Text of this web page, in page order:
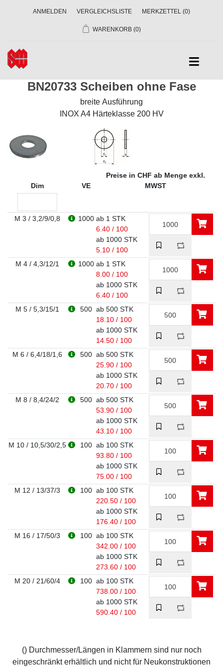
ANMELDEN VERGLEICHSLISTE MERKZETTEL (0)
WARENKORB (0)
BN20733 Scheiben ohne Fase
breite Ausführung
INOX A4 Härteklasse 200 HV
Dim VE
Preise in CHF ab Menge exkl.
MWST
M 3 / 3,2/9/0,8 1000 ab 1 STK
6.40 / 100
ab 1000 STK
5.10 / 100
M 4 / 4,3/12/1
1000 ab 1 STK
8.00 / 100
ab 1000 STK
6.40 / 100
M 5 / 5,3/15/1
500 ab 500 STK
18.10 / 100
ab 1000 STK
14.50 / 100
M 6 / 6,4/18/1,6
500 ab 500 STK
25.90 / 100
ab 1000 STK
20.70 / 100
M 8 / 8,4/24/2
500 ab 500 STK
53.90 / 100
ab 1000 STK
43.10 / 100
M 10 / 10,5/30/2,5
100 ab 100 STK
93.80 / 100
ab 1000 STK
75.00 / 100
M 12 / 13/37/3
100 ab 100 STK
220.50 / 100
ab 1000 STK
176.40 / 100
M 16 / 17/50/3
100 ab 100 STK
342.00 / 100
ab 1000 STK
273.60 / 100
M 20 / 21/60/4
100 ab 100 STK
738.00 / 100
ab 1000 STK
590.40 / 100
() Durchmesser/Längen in Klammern sind nur noch
eingeschränkt erhältlich und nicht für Neukonstruktionen